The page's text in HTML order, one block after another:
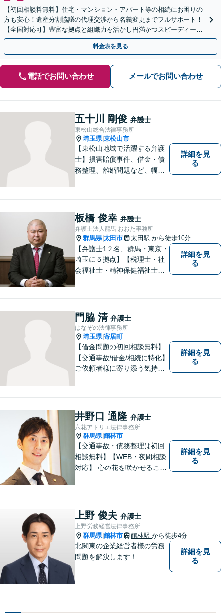
【初回相談料無料】住宅・マンション・アパート等の相続にお困りの
方も安心！遺産分割協議の代理交渉から名義変更までフルサポート！
【全国対応可】豊富な拠点と組織力を活かし円満かつスピーディーに
相続手続きをお手伝いします【取扱い実績2000件以上】
料金表を見る
電話でお問い合わせ メールでお問い合わせ
五十川 剛俊 弁護士
東松山総合法律事務所
埼玉県|東松山市
【東松山地域で活躍する弁護
士】損害賠償事件、借金・債
務整理、離婚問題など、幅広
ことを大切にしています。お
一人で悩むことなく、お気軽
にご相談ください。
詳細を見
る
板橋 俊幸 弁護士
弁護士法人龍馬 おおた事務所
群馬県|太田市 太田駅 から徒歩10分
【弁護士1２名、群馬・東京・
埼玉に５拠点】【税理士・社
会福祉士・精神保健福祉士が
能】
詳細を見
る
門脇 清 弁護士
はなぞの法律事務所
埼玉県|寄居町
【借金問題の初回相談無料】
【交通事故/借金/相続に特化】
ご依頼者様に寄り添う気持ち
など一般民事から刑事事件、
顧問契約まで幅広い分野に対
応しております。
詳細を見
る
井野口 通隆 弁護士
六花アトリエ法律事務所
群馬県|館林市
【交通事故・債務整理は初回
相談無料】【WEB・夜間相談
対応】 心の花を咲かせること
一会を大事にし、あなたとの
縁を心からお待ちしていま
す。
詳細を見
る
上野 俊夫 弁護士
上野労務経営法律事務所
群馬県|館林市 館林駅 から徒歩4分
北関東の企業経営者様の労務
問題を解決します！
詳細を見
る